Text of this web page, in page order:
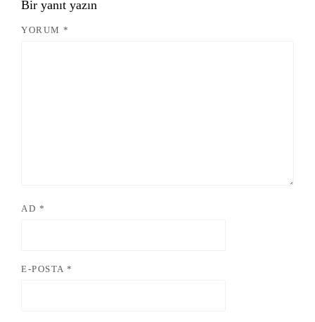
Bir yanıt yazın
YORUM *
AD *
E-POSTA *